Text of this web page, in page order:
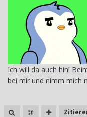
Ich will da auch hin!
bei mir und nimm mich